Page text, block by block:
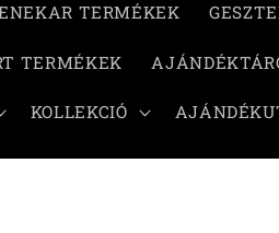
TERMÉKEK
TERMÉKEK
KOLLEKCIÓ